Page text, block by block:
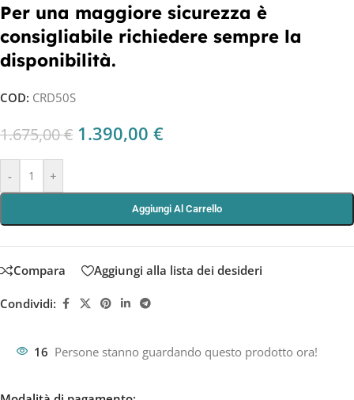
Per una maggiore sicurezza è
consigliabile richiedere sempre la
disponibilità.
COD: CRD50S
1.675,00€ 1.390,00 €
- +
Aggiungi Al Carrello
Compara Aggiungi alla lista dei desideri
Condividi:
16 Persone stanno guardando questo prodotto ora!